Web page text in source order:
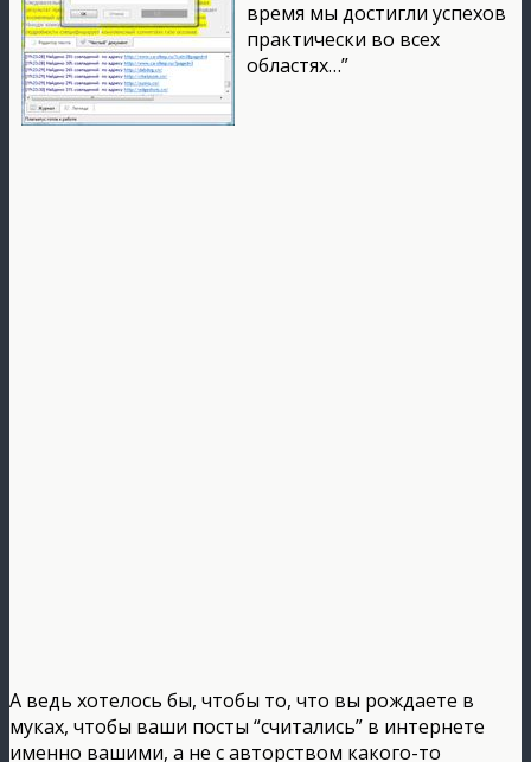
время мы достигли успехов
практически во всех
областях…”
А ведь хотелось бы, чтобы то, что вы рождаете в
муках, чтобы ваши посты “считались” в интернете
именно вашими, а не с авторством какого-то